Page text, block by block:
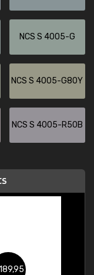
NCS S 4005-G
NCS S 4005-G80Y
NCS S 4005-R50B